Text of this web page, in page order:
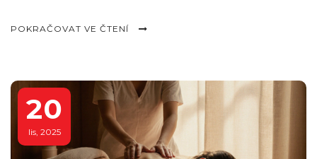
POKRAČOVAT VE ČTENÍ
20
lis, 2025